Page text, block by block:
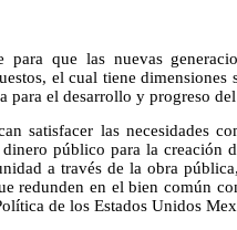
para que las nuevas
el cual tiene dimensiones
para el desarrollo y progreso
satisfacer las necesidades
público para la creación
a través de la obra
redunden en el bien común
de los Estados Unidos